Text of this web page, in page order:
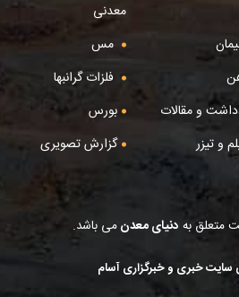
معدنی
مس
فلزات گرانبها
و مقالات
بورس
و تیزر
گزارش تصویری
متعلق به دنیای معدنمی باشد.
سایت خبری و خبرگزاری آسام